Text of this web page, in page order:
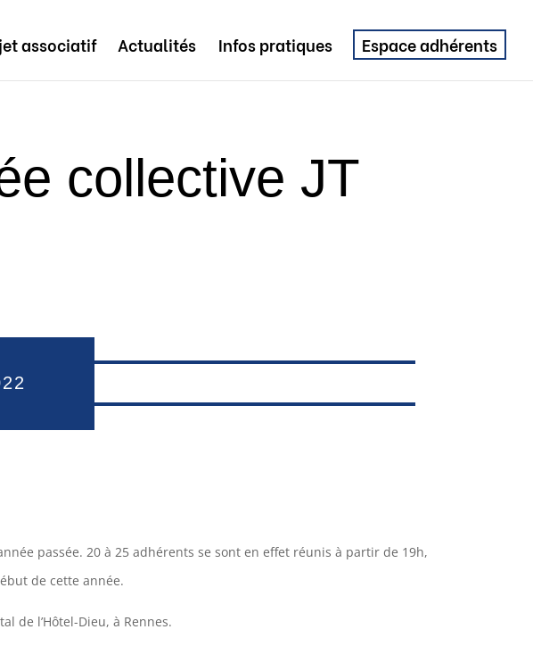
associatif Actualités Infos pratiques Espace adhérents
collective JT
passée. 20 à 25 adhérents se sont en effet réunis à partir de 19h,
de cette année.
de l’Hôtel-Dieu, à Rennes.